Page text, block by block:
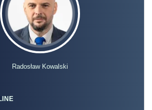
Radosław Kowalski